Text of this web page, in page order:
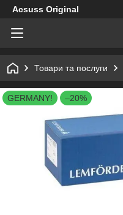
Acsuss Original
Товари та послуги
GERMANY! –20%